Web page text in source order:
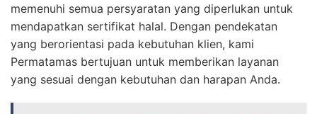
memenuhi semua persyaratan yang diperlukan untuk
mendapatkan sertifikat halal. Dengan pendekatan
yang berorientasi pada kebutuhan klien, kami
Permatamas bertujuan untuk memberikan layanan
yang sesuai dengan kebutuhan dan harapan Anda.